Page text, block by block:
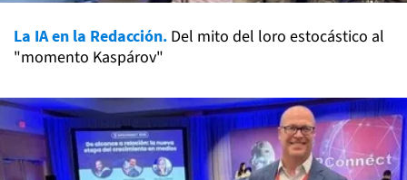
La IA en la Redacción. Del mito del loro estocástico al
"momento Kaspárov"